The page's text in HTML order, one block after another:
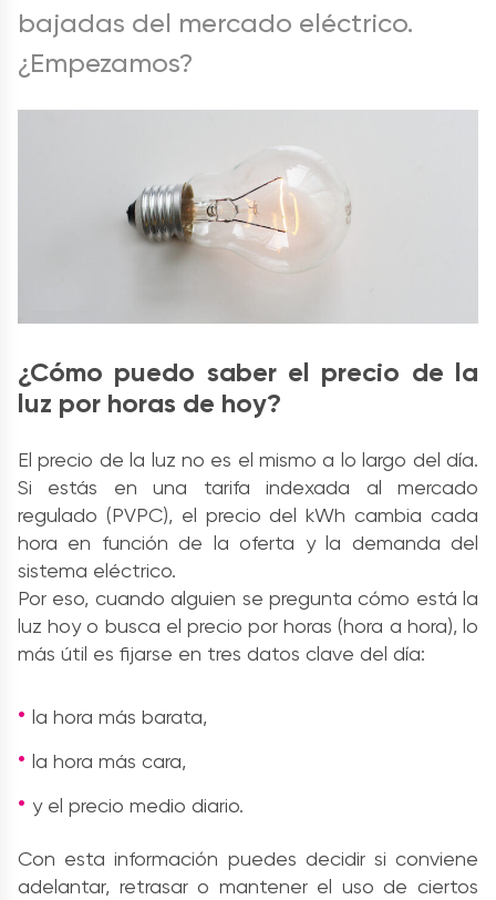
bajadas del mercado eléctrico.
¿Empezamos?
¿Cómo puedo saber el precio de la
luz por horas de hoy?
El precio de la luz no es el mismo a lo largo del día.
Si estás en una tarifa indexada al mercado
regulado (PVPC), el precio del kWh cambia cada
hora en función de la oferta y la demanda del
sistema eléctrico.
Por eso, cuando alguien se pregunta cómo está la
luz hoy o busca el precio por horas (hora a hora), lo
más útil es fijarse en tres datos clave del día:
la hora más barata,
la hora más cara,
y el precio medio diario.
Con esta información puedes decidir si conviene
adelantar, retrasar o mantener el uso de ciertos